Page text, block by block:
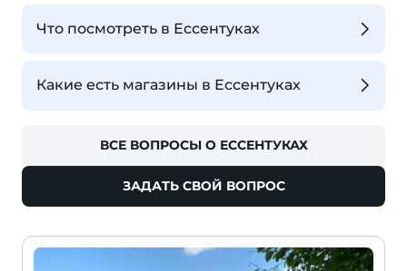
Что посмотреть в Ессентуках
Какие есть магазины в Ессентуках
ВСЕ ВОПРОСЫ О ЕССЕНТУКАХ
ЗАДАТЬ СВОЙ ВОПРОС